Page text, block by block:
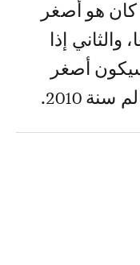
هو أصغر
إذا
أصغر
2010.